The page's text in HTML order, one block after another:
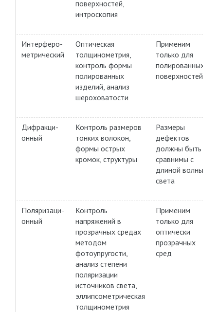
поверхностей,
интроскопия
Интерферо-
метрический
Оптическая
толщинометрия,
контроль формы
полированных
изделий, анализ
шероховатости
Применим
только для
полированных
поверхностей
Дифракци-
онный
Контроль размеров
тонких волокон,
формы острых
кромок, структуры
Размеры
дефектов
должны быть
сравнимы с
длиной волны
света
Поляризаци-
онный
Контроль
напряжений в
прозрачных средах
методом
фотоупругости,
анализ степени
поляризации
источников света,
эллипсометрическая
толщинометрия
Применим
только для
оптически
прозрачных
сред